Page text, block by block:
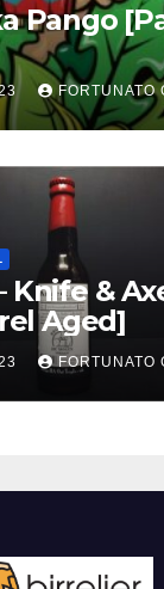
Pango
FORTUNATO
Knife &
Aged]
FORTUNATO